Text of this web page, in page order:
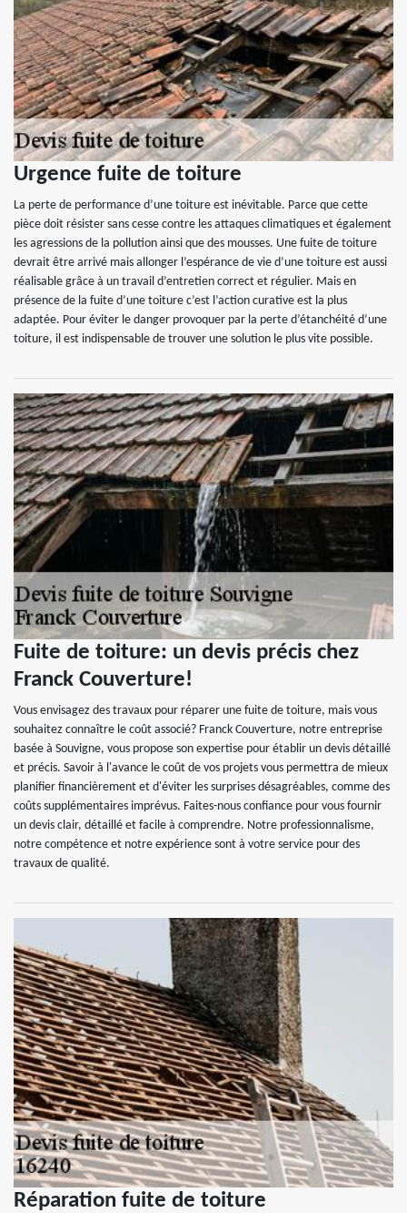
Urgence fuite de toiture
La perte de performance d’une toiture est inévitable. Parce que cette
pièce doit résister sans cesse contre les attaques climatiques et également
les agressions de la pollution ainsi que des mousses. Une fuite de toiture
devrait être arrivé mais allonger l’espérance de vie d’une toiture est aussi
réalisable grâce à un travail d’entretien correct et régulier. Mais en
présence de la fuite d’une toiture c’est l’action curative est la plus
adaptée. Pour éviter le danger provoquer par la perte d’étanchéité d’une
toiture, il est indispensable de trouver une solution le plus vite possible.
Fuite de toiture: un devis précis chez
Franck Couverture!
Vous envisagez des travaux pour réparer une fuite de toiture, mais vous
souhaitez connaître le coût associé? Franck Couverture, notre entreprise
basée à Souvigne, vous propose son expertise pour établir un devis détaillé
et précis. Savoir à l'avance le coût de vos projets vous permettra de mieux
planifier financièrement et d'éviter les surprises désagréables, comme des
coûts supplémentaires imprévus. Faites-nous confiance pour vous fournir
un devis clair, détaillé et facile à comprendre. Notre professionnalisme,
notre compétence et notre expérience sont à votre service pour des
travaux de qualité.
Réparation fuite de toiture